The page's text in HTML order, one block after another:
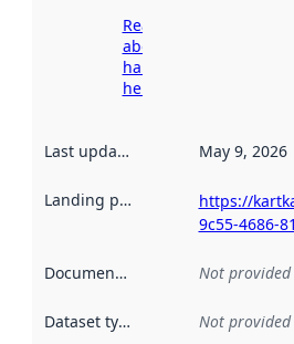
Read more
about
harvesting
here
Last updated May 9, 2026
Landing page
https://
9c55-4686-
Documentation Not provided
Dataset type Not provided